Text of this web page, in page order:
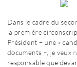
Dans le cadre du
la première
Président – une «
documents –, je veux
responsable que